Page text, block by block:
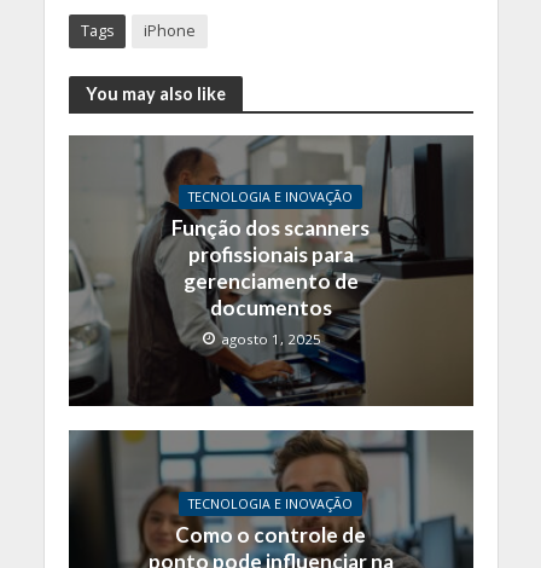
Tags iPhone
You may also like
TECNOLOGIA E INOVAÇÃO
Função dos scanners
profissionais para
gerenciamento de
documentos
agosto 1, 2025
TECNOLOGIA E INOVAÇÃO
Como o controle de
ponto pode influenciar na